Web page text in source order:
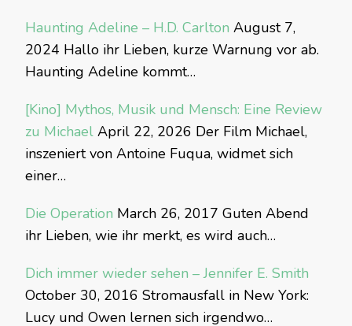
Haunting Adeline – H.D. Carlton August 7,
2024 Hallo ihr Lieben, kurze Warnung vor ab.
Haunting Adeline kommt…
[Kino] Mythos, Musik und Mensch: Eine Review
zu Michael April 22, 2026 Der Film Michael,
inszeniert von Antoine Fuqua, widmet sich
einer…
Die Operation March 26, 2017 Guten Abend
ihr Lieben, wie ihr merkt, es wird auch…
Dich immer wieder sehen – Jennifer E. Smith
October 30, 2016 Stromausfall in New York:
Lucy und Owen lernen sich irgendwo…